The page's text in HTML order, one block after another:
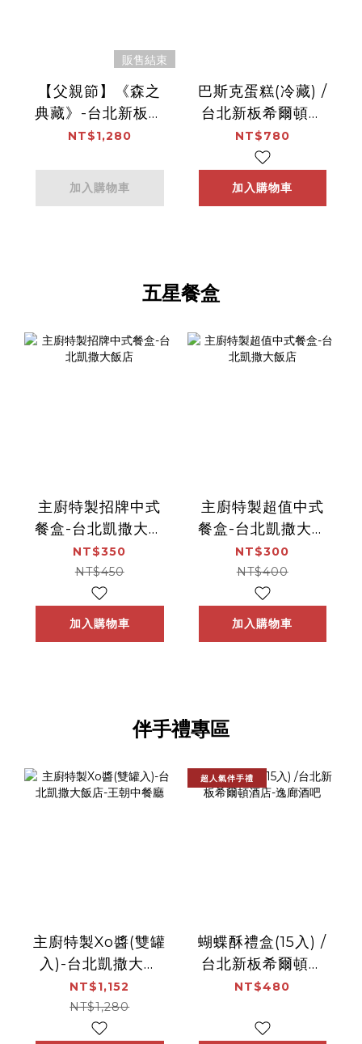
販售結束
【父親節】《森之
典藏》-台北新板希
爾頓酒店
NT$1,280
加入購物車
巴斯克蛋糕(冷藏) /
台北新板希爾頓酒
店-逸廊酒吧
NT$780
加入購物車
五星餐盒
主廚特製招牌中式
餐盒-台北凱撒大飯
店
NT$350
NT$450
加入購物車
主廚特製超值中式
餐盒-台北凱撒大飯
店
NT$300
NT$400
加入購物車
伴手禮專區
主廚特製Xo醬(雙罐
入)-台北凱撒大飯
店-王朝中餐廳
NT$1,152
NT$1,280
超人氣伴手禮
蝴蝶酥禮盒(15入) /
台北新板希爾頓酒
店-逸廊酒吧
NT$480